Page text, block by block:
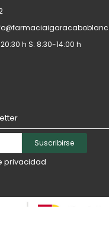
h S: 8:30-14:00 h
Suscribirse
privacidad